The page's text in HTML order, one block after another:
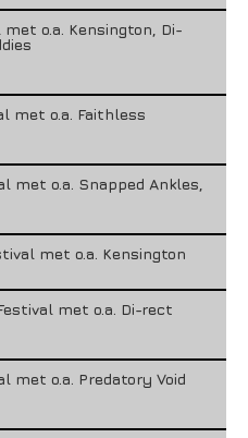
met o.a. Kensington, Di-
met o.a. Faithless
met o.a. Snapped Ankles,
met o.a. Kensington
met o.a. Di-rect
met o.a. Predatory Void